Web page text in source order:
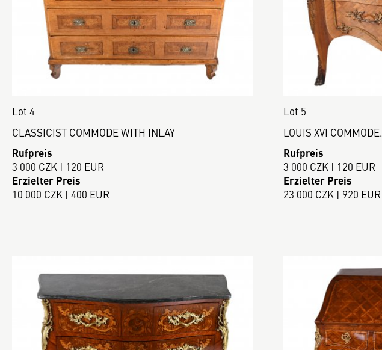
Lot 4
CLASSICIST COMMODE WITH INLAY
Rufpreis
3 000 CZK | 120 EUR
Erzielter Preis
10 000 CZK | 400 EUR
Lot 5
LOUIS XVI COMMODE.
Rufpreis
3 000 CZK | 120 EUR
Erzielter Preis
23 000 CZK | 920 EUR